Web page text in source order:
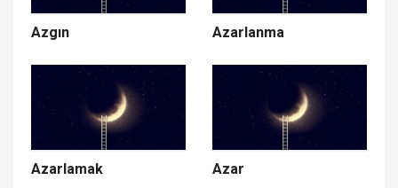
Azgın Azarlanma
Azarlamak Azar